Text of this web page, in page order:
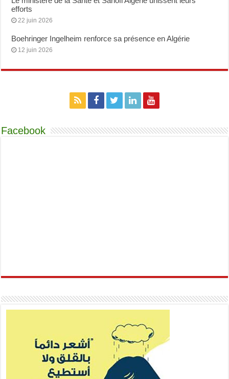
efforts
22 juin 2026
Boehringer Ingelheim renforce sa présence en Algérie
12 juin 2026
Facebook